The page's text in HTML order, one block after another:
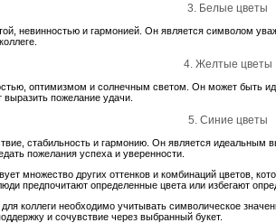
3. Белые цветы
невинностью и гармонией. Он является символом
4. Желтые цветы
оптимизмом и солнечным светом. Он может быть
пожелание удачи.
5. Синие цветы
стабильность и гармонию. Он является идеальным
пожелания успеха и уверенности.
множество других оттенков и комбинаций цветов,
предпочитают определенные цвета или избегают
коллеги необходимо учитывать символическое
и сочувствие через выбранный букет.